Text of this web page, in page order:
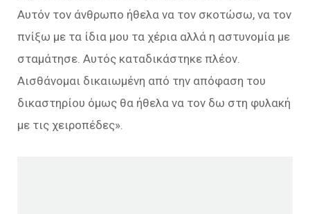
Αυτόν τον άνθρωπο ήθελα να τον σκοτώσω, να τον
πνίξω με τα ίδια μου τα χέρια αλλά η αστυνομία με
σταμάτησε. Αυτός καταδικάστηκε πλέον.
Αισθάνομαι δικαιωμένη από την απόφαση του
δικαστηρίου όμως θα ήθελα να τον δω στη φυλακή
με τις χειροπέδες».